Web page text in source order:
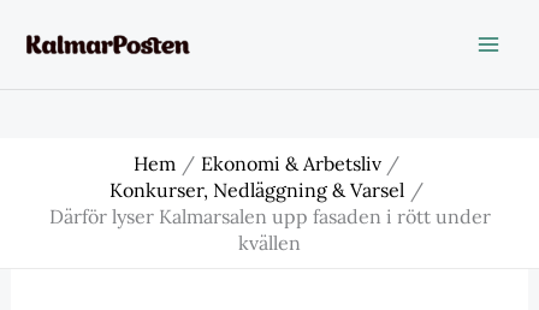
Hem
Ekonomi & Arbetsliv
Konkurser, Nedläggning & Varsel
Därför lyser Kalmarsalen upp fasaden i rött under
kvällen